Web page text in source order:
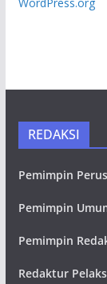
REDAKSI
Pemimpin
Pemimpin
Pemimpin
Redaktur